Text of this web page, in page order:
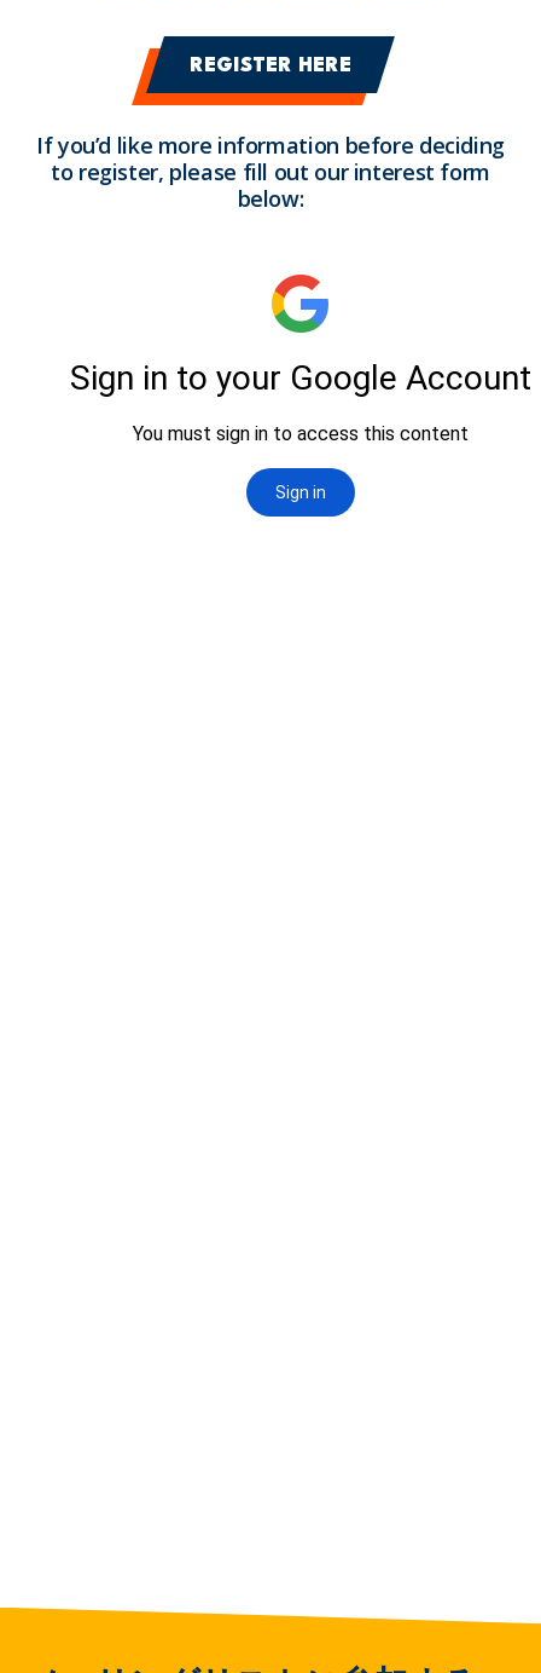
REGISTER HERE
If you’d like more information before deciding
to register, please fill out our interest form
below: